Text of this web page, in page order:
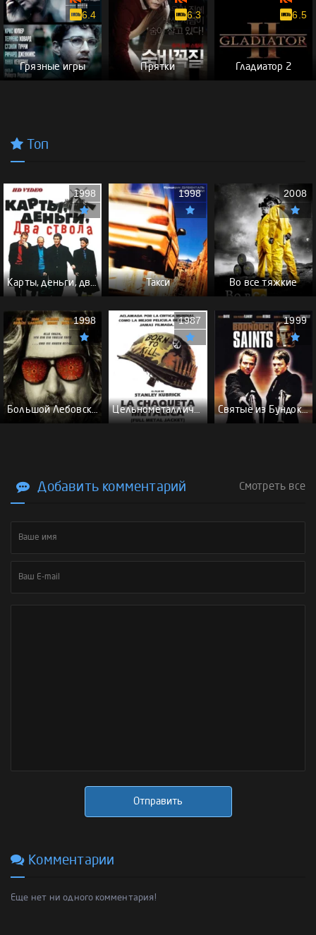
Грязные игры
6.4
Прятки
6.3
Гладиатор 2
6.5
Топ
Карты, деньги, два ствола - (Перевод Гоблина)
1998
Такси
1998
Во все тяжкие
2008
Большой Лебовски - (Перевод Гоблина)
1998
Цельнометаллическая оболочка - (Перевод Гоблина)
1987
Святые из Бундока \ Святые из трущоб - (Перевод Гоблина)
1999
Добавить комментарий Смотреть все
Отправить
Комментарии
Еще нет ни одного комментария!